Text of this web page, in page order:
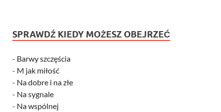
SPRAWDŹ KIEDY MOŻESZ OBEJRZEĆ
- Barwy szczęścia
- M jak miłość
- Na dobre i na złe
- Na sygnale
- Na wspólnej